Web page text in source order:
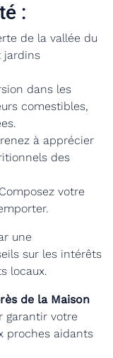
:
de la vallée du
jardins
dans les
comestibles,
à apprécier
des
votre
une
sur les intérêts
locaux.
de la Maison
garantir votre
proches aidants